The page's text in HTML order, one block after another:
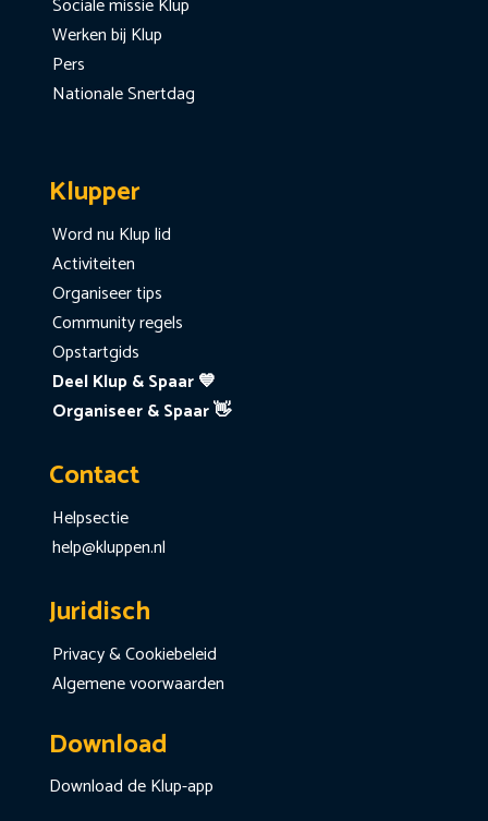
Sociale missie Klup
Werken bij Klup
Pers
Nationale Snertdag
Klupper
Word nu Klup lid
Activiteiten
Organiseer tips
Community regels
Opstartgids
Deel Klup & Spaar 💙
Organiseer & Spaar 👋
Contact
Helpsectie
help@kluppen.nl
Juridisch
Privacy & Cookiebeleid
Algemene voorwaarden
Download
Download de Klup-app